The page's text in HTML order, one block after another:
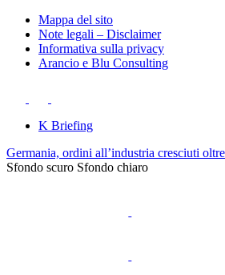
Mappa del sito
Note legali – Disclaimer
Informativa sulla privacy
Arancio e Blu Consulting
K Briefing
Germania, ordini all’industria cresciuti
Sfondo scuro Sfondo chiaro